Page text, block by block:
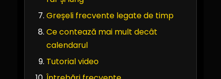
Greșeli frecvente legate de timp
Ce contează mai mult decât
calendarul
Tutorial video